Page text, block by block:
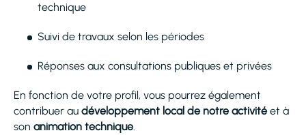
technique
Suivi de travaux selon les périodes
Réponses aux consultations publiques et privées
En fonction de votre profil, vous pourrez également
contribuer au développement local de notre activité et à
son animation technique.